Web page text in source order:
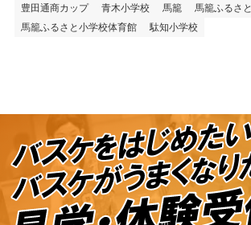
豊田通商カップ
青木小学校 馬籠
馬籠ふるさ
馬籠ふるさと小学校体育館
駄知小学校